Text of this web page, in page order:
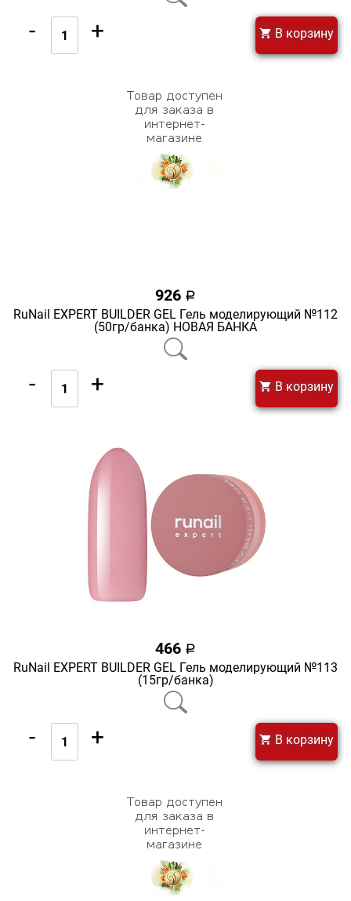
- + В корзину
926 a
RuNail EXPERT BUILDER GEL Гель моделирующий №112
(50гр/банка) НОВАЯ БАНКА
- + В корзину
466 a
RuNail EXPERT BUILDER GEL Гель моделирующий №113
(15гр/банка)
- + В корзину